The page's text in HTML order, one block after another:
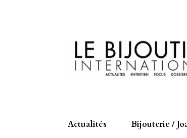
Actualités Bijouterie /